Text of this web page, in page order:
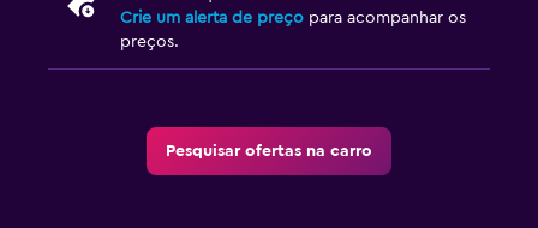
Crie um alerta de preço para acompanhar os
preços.
Pesquisar ofertas na carro